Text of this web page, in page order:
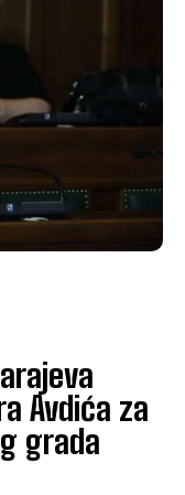
Avdića za
grada